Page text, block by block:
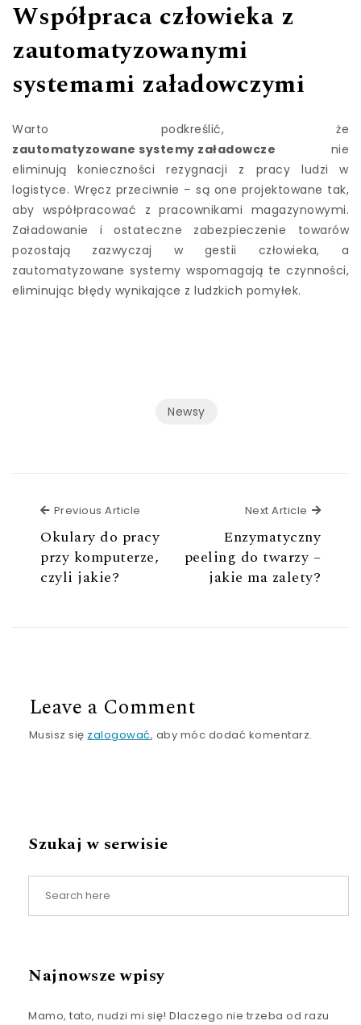
Współpraca człowieka z
zautomatyzowanymi
systemami załadowczymi
Warto podkreślić, że
zautomatyzowane systemy załadowcze nie
eliminują konieczności rezygnacji z pracy ludzi w
logistyce. Wręcz przeciwnie – są one projektowane tak,
aby współpracować z pracownikami magazynowymi.
Załadowanie i ostateczne zabezpieczenie towarów
pozostają zazwyczaj w gestii człowieka, a
zautomatyzowane systemy wspomagają te czynności,
eliminując błędy wynikające z ludzkich pomyłek.
Newsy
Previous Article
Okulary do pracy
przy komputerze,
czyli jakie?
Next Article Next
Enzymatyczny
peeling do twarzy –
jakie ma zalety?
Leave a Comment
Musisz się zalogować, aby móc dodać komentarz.
Szukaj w serwisie
Najnowsze wpisy
Mamo, tato, nudzi mi się! Dlaczego nie trzeba od razu